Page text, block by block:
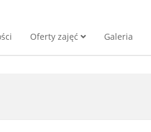
Oferty zajęć Galeria